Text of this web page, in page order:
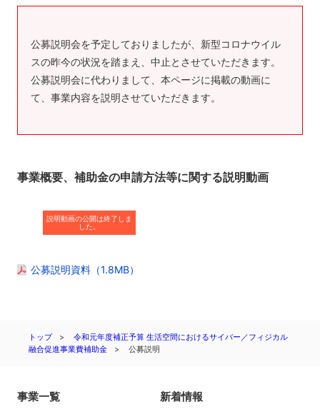
公募説明会を予定しておりましたが、新型コロナウイル
スの昨今の状況を踏まえ、中止とさせていただきます。
公募説明会に代わりまして、本ページに掲載の動画に
て、事業内容を説明させていただきます。
事業概要、補助金の申請方法等に関する説明動画
説明動画の公開は終了しま
した。
公募説明資料（1.8MB）
トップ
令和元年度補正予算 生活空間におけるサイバー／フィジカル
融合促進事業費補助金
公募説明
事業一覧 新着情報